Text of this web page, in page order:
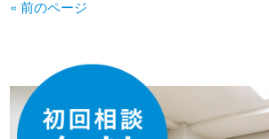
« 前のページ